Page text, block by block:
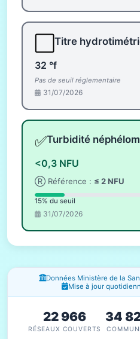
Titre
32 °f
Pas de seuil réglementaire
31/07/2026
✅Turbidité
<0,3 NFU
Ⓡ Référence : ≤ 2 NFU
15% du seuil
31/07/2026
FenêtresDonnées Ministère de la
Mise à jour
22 966
RÉSEAUX COUVERTS
34